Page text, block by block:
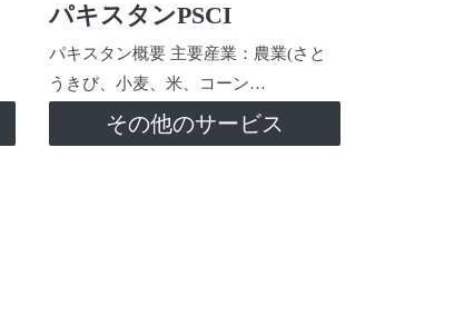
パキスタンPSCI
パキスタン概要 主要産業：農業(さと
うきび、小麦、米、コーン…
その他のサービス